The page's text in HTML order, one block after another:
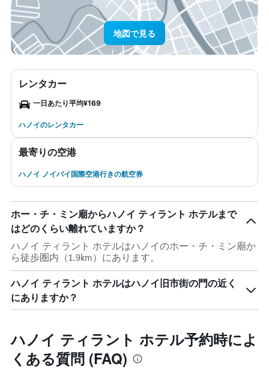
地図で見る
レンタカー
一日あたり平均¥169
ハノイのレンタカー
最寄りの空港
ハノイ ノイバイ国際空港行きの航空券
ホー・チ・ミン廟からハノイ ティラント ホテルまで
はどのくらい離れていますか？
ハノイ ティラント ホテルはハノイのホー・チ・ミン廟か
ら徒歩圏内（1.9km）にあります。
ハノイ ティラント ホテルはハノイ旧市街の門の近く
にありますか？
ハノイ ティラント ホテル予約時によ
くある質問 (FAQ)